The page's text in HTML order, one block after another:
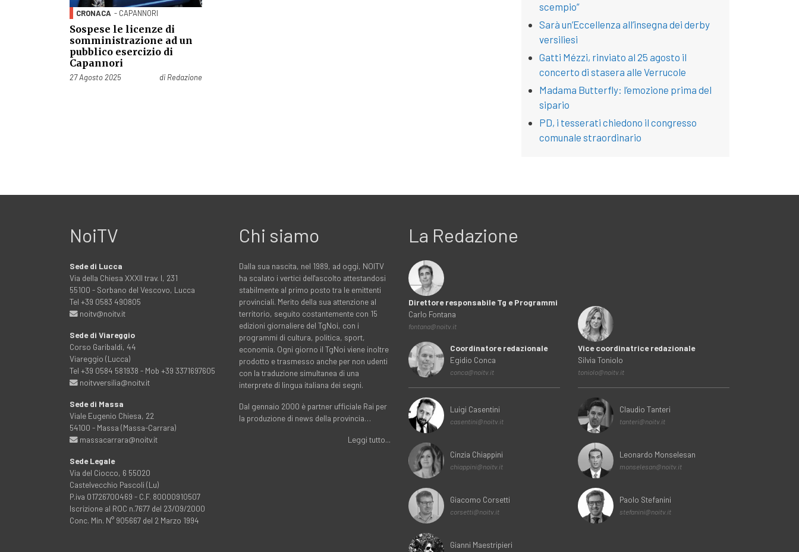
CRONACA - CAPANNORI
Sospese le licenze di
somministrazione ad un
pubblico esercizio di
Capannori
Pubblicato il
27 Agosto 2025 di Redazione
scempio”
Sarà un’Eccellenza all’insegna dei derby
versiliesi
Gatti Mézzi, rinviato al 25 agosto il
concerto di stasera alle Verrucole
Madama Butterfly: l’emozione prima del
sipario
PD, i tesserati chiedono il congresso
comunale straordinario
NoiTV
Sede di Lucca
Via della Chiesa XXXII trav. I, 231
55100 - Sorbano del Vescovo, Lucca
Tel +39 0583 490805
noitv@noitv.it
Sede di Viareggio
Corso Garibaldi, 44
Viareggio (Lucca)
Tel +39 0584 581938 - Mob +39 3371697605
noitvversilia@noitv.it
Sede di Massa
Viale Eugenio Chiesa, 22
54100 - Massa (Massa-Carrara)
massacarrara@noitv.it
Sede Legale
Via del Ciocco, 6 55020
Castelvecchio Pascoli (Lu)
P.iva 01726700469 - C.F. 80000910507
Iscrizione al ROC n.7677 del 23/09/2000
Conc. Min. N° 905667 del 2 Marzo 1994
Chi siamo
Dalla sua nascita, nel 1989, ad oggi, NOITV
ha scalato i vertici dell'ascolto attestandosi
stabilmente al primo posto tra le emittenti
provinciali. Merito della sua attenzione al
territorio, seguito costantemente con 15
edizioni giornaliere del TgNoi, con i
programmi di cultura, politica, sport,
economia. Ogni giorno il TgNoi viene inoltre
prodotto e trasmesso anche per non udenti
con la traduzione simultanea di una
interprete di lingua italiana dei segni.
Dal gennaio 2000 è partner ufficiale Rai per
la produzione di news della provincia…
Leggi tutto...
La Redazione
Direttore responsabile Tg e Programmi
Carlo Fontana
fontana@noitv.it
Coordinatore redazionale
Egidio Conca
conca@noitv.it
Luigi Casentini
casentini@noitv.it
Cinzia Chiappini
chiappini@noitv.it
Giacomo Corsetti
corsetti@noitv.it
Gianni Maestripieri
Vice coordinatrice redazionale
Silvia Toniolo
toniolo@noitv.it
Claudio Tanteri
tanteri@noitv.it
Leonardo Monselesan
monselesan@noitv.it
Paolo Stefanini
stefanini@noitv.it